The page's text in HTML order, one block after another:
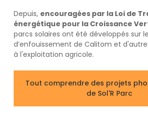
Depuis, encouragées par la Loi de
énergétique pour la Croissance
parcs solaires ont été développés sur
d’enfouissement de Calitom et
à l'exploitation agricole.
Tout comprendre des projets
de Sol'R Parc